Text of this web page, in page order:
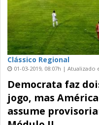
Clássico Regional
01-03-2019, 08:07h | Atualizado
Democrata faz
jogo, mas
assume